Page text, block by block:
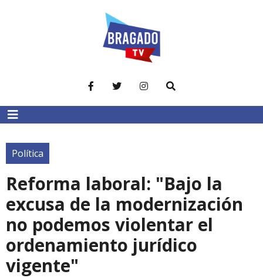
Política
Reforma laboral: "Bajo la
excusa de la modernización
no podemos violentar el
ordenamiento jurídico
vigente"